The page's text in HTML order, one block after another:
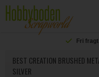
Fri
BEST CREATION BRUSHED
SILVER